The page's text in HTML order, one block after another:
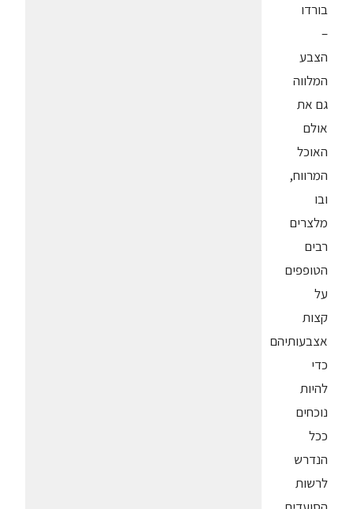
בורדו
–
הצבע
המלווה
גם את
אולם
האוכל
המרווח,
ובו
מלצרים
רבים
הטופפים
על
קצות
אצבעותיהם
כדי
להיות
נוכחים
ככל
הנדרש
לרשות